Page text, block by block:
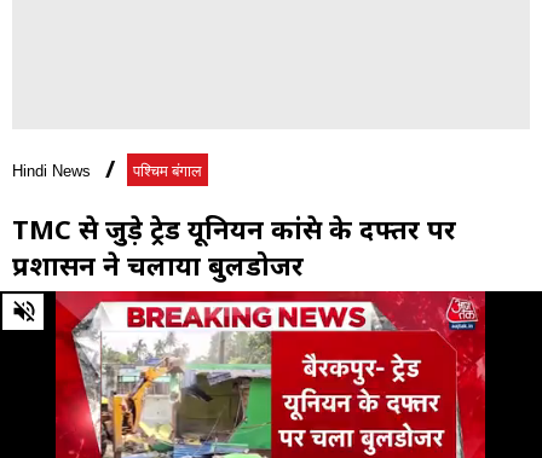
Hindi News पश्चिम बंगाल
TMC से जुड़े ट्रेड यूनियन कांग्रेस के दफ्तर पर
प्रशासन ने चलाया बुलडोजर
0
of